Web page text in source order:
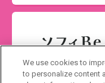
We use cookies to
to personalize content